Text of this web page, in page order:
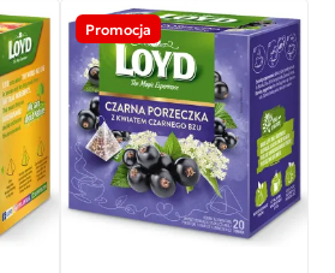
Promocja